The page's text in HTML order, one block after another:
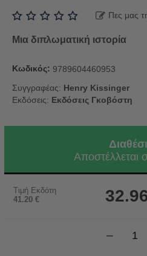
Πες μας
Μια διπλωματική ιστορία
Κωδικός: 9789604460953
Συγγραφέας: Henry Kissinger
Εκδόσεις: Εκδόσεις Γκοβόστη
Αποστέλλεται
Τιμή Εκδότη
41.20 €
−